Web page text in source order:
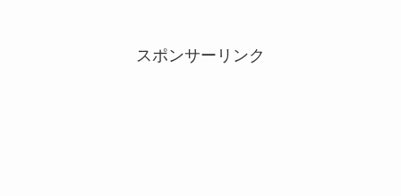
スポンサーリンク